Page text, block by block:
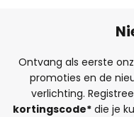
Ontvang als eerste
promoties en de
verlichting.
kortingscode*die je